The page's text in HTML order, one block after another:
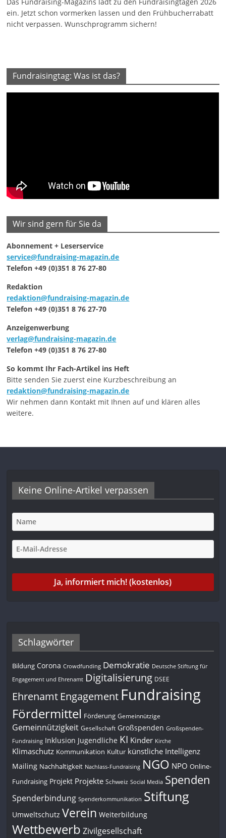
ein. Jetzt schon vormerken lassen und den Frühbucherrabatt
nicht verpassen. Wunschprogramm sichern!
Fundraisingtag: Was ist das?
Wir sind gern für Sie da
Abonnement + Leserservice
service@fundraising-magazin.de
Telefon +49 (0)351 8 76 27-80
Redaktion
redaktion@fundraising-magazin.de
Telefon +49 (0)351 8 76 27-70
Anzeigenwerbung
verlag@fundraising-magazin.de
Telefon +49 (0)351 8 76 27-80
So kommt Ihr Fach-Artikel ins Heft
Bitte senden Sie zuerst eine Kurzbeschreibung an
redaktion@fundraising-magazin.de
Wir nehmen dann Kontakt mit Ihnen auf und klären alles
weitere.
Keine Online-Artikel verpassen
Schlagwörter
Bildung Corona Crowdfunding Demokratie Deutsche Stiftung für
Engagement und Ehrenamt Digitalisierung DSEE
Ehrenamt Engagement Fundraising
Fördermittel Förderung Gemeinnützige
Gemeinnützigkeit Gesellschaft Großspenden Großspenden-
Fundraising Inklusion Jugendliche KI Kinder Kirche
Klimaschutz Kommunikation Kultur künstliche Intelligenz
Mailing Nachhaltigkeit Nachlass-Fundraising NGO NPO Online-
Fundraising Projekt Projekte Schweiz Social Media Spenden
Spenderbindung Spenderkommunikation Stiftung
Umweltschutz Verein Weiterbildung
Wettbewerb Zivilgesellschaft